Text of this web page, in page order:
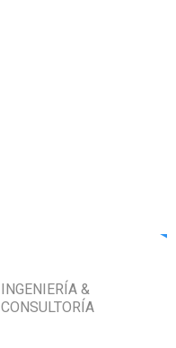
INGENIERÍA &
CONSULTORÍA